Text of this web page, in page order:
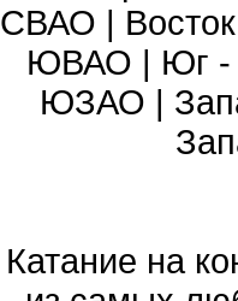
СВАО |
ЮВАО | Юг
ЮЗАО |
Катание на